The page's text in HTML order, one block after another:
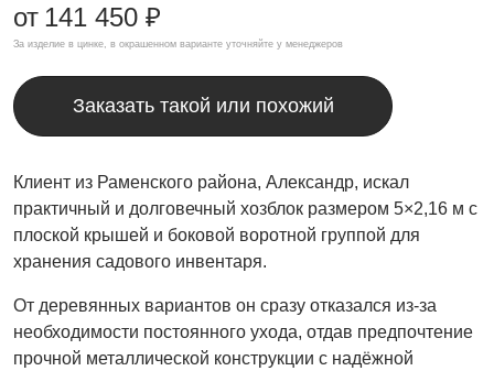
от 141 450 ₽
За изделие в цинке, в окрашенном варианте уточняйте у менеджеров
Заказать такой или похожий
Клиент из Раменского района, Александр, искал
практичный и долговечный хозблок размером 5×2,16 м с
плоской крышей и боковой воротной группой для
хранения садового инвентаря.
От деревянных вариантов он сразу отказался из-за
необходимости постоянного ухода, отдав предпочтение
прочной металлической конструкции с надёжной